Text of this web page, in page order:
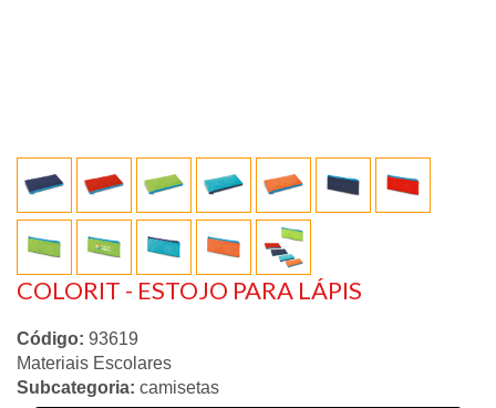
COLORIT - ESTOJO PARA LÁPIS
Código: 93619
Materiais Escolares
Subcategoria: camisetas